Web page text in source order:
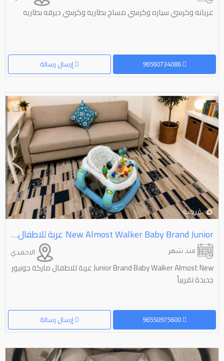
عريانه وكرسي سياره وكرسي مساج بطاريه وكرسي ديرفه بطاريه
إرسال رسالة
Junior⁩⁩ ⁦⁦Brand⁩⁩ ⁦⁦Baby⁩⁩ ⁦⁦Walker⁩⁩ ⁦⁦Almost⁩⁩ ⁦⁦New⁩⁩ عربة للاطفال ماركة جونيور جديدة تقريباً
الاحمدي منذ شهر
Junior Brand Baby Walker Almost New عربة للاطفال ماركة جونيور
جديدة تقريباً
إرسال رسالة